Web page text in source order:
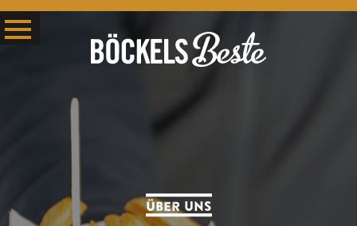
Über uns